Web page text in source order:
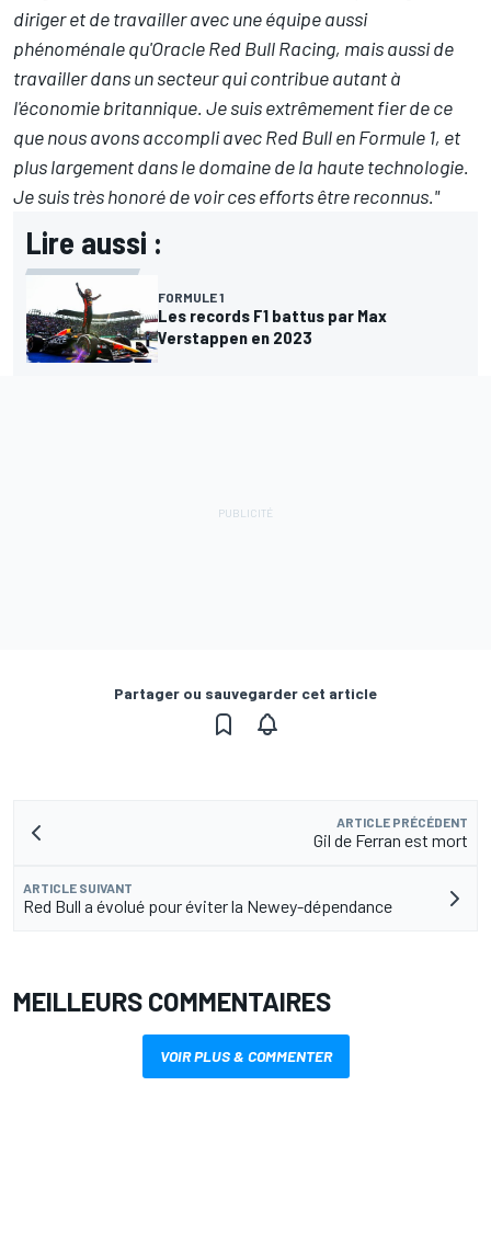
diriger et de travailler avec une équipe aussi
phénoménale qu'Oracle Red Bull Racing, mais aussi de
travailler dans un secteur qui contribue autant à
l'économie britannique. Je suis extrêmement fier de ce
que nous avons accompli avec Red Bull en Formule 1, et
plus largement dans le domaine de la haute technologie.
Je suis très honoré de voir ces efforts être reconnus."
Lire aussi :
FORMULE 1
Les records F1 battus par Max
Verstappen en 2023
Partager ou sauvegarder cet article
ARTICLE PRÉCÉDENT
Gil de Ferran est mort
ARTICLE SUIVANT
Red Bull a évolué pour éviter la Newey-dépendance
MEILLEURS COMMENTAIRES
VOIR PLUS & COMMENTER